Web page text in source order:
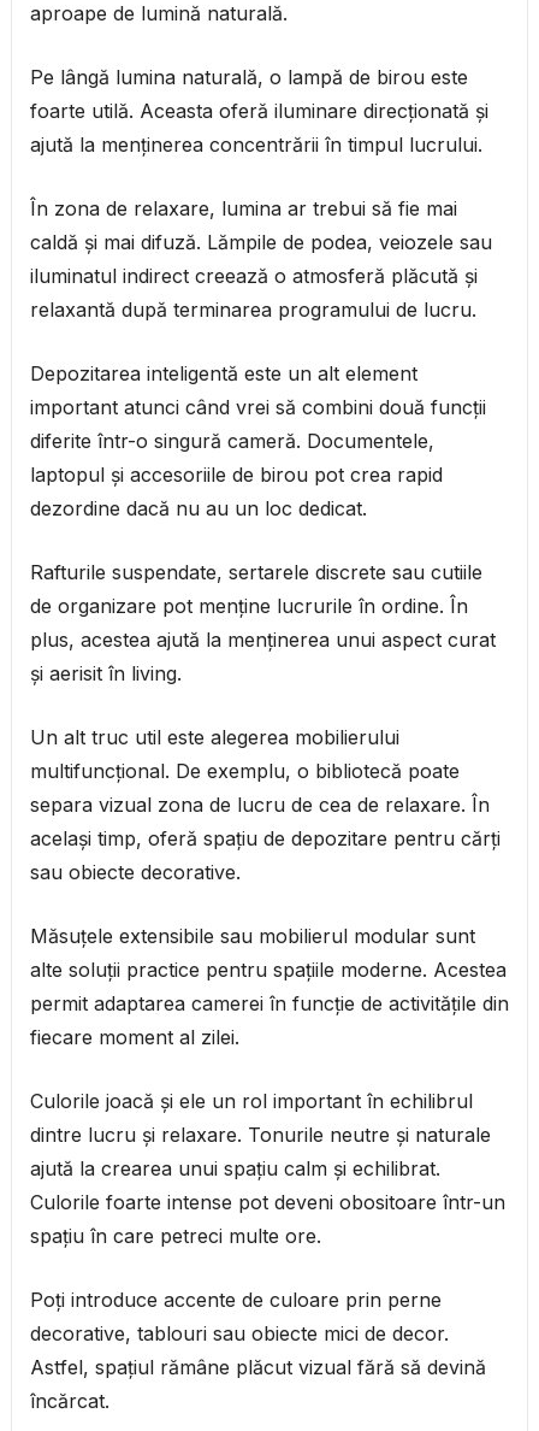
aproape de lumină naturală.
Pe lângă lumina naturală, o lampă de birou este
foarte utilă. Aceasta oferă iluminare direcționată și
ajută la menținerea concentrării în timpul lucrului.
În zona de relaxare, lumina ar trebui să fie mai
caldă și mai difuză. Lămpile de podea, veiozele sau
iluminatul indirect creează o atmosferă plăcută și
relaxantă după terminarea programului de lucru.
Depozitarea inteligentă este un alt element
important atunci când vrei să combini două funcții
diferite într-o singură cameră. Documentele,
laptopul și accesoriile de birou pot crea rapid
dezordine dacă nu au un loc dedicat.
Rafturile suspendate, sertarele discrete sau cutiile
de organizare pot menține lucrurile în ordine. În
plus, acestea ajută la menținerea unui aspect curat
și aerisit în living.
Un alt truc util este alegerea mobilierului
multifuncțional. De exemplu, o bibliotecă poate
separa vizual zona de lucru de cea de relaxare. În
același timp, oferă spațiu de depozitare pentru cărți
sau obiecte decorative.
Măsuțele extensibile sau mobilierul modular sunt
alte soluții practice pentru spațiile moderne. Acestea
permit adaptarea camerei în funcție de activitățile din
fiecare moment al zilei.
Culorile joacă și ele un rol important în echilibrul
dintre lucru și relaxare. Tonurile neutre și naturale
ajută la crearea unui spațiu calm și echilibrat.
Culorile foarte intense pot deveni obositoare într-un
spațiu în care petreci multe ore.
Poți introduce accente de culoare prin perne
decorative, tablouri sau obiecte mici de decor.
Astfel, spațiul rămâne plăcut vizual fără să devină
încărcat.